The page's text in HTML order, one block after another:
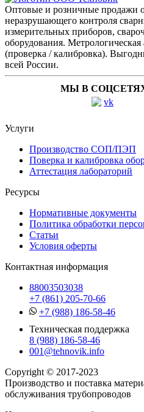
Оптовые и розничные продажи
неразрушающего контроля
измерительных приборов,
оборудования. Метрологическая
(проверка / калибровка).
всей России.
МЫ В
Услуги
Производство СОП/ПЭП
Поверка и калибровка
Аттестация лабораторий
Ресурсы
Нормативные документы
Политика обработки
Статьи
Условия оферты
Контактная информация
88003503038
+7 (861) 205-70-66
+7 (988) 186-58-46
Техническая поддержка
8 (988) 186-58-46
001@tehnovik.info
Copyright © 2017-2023
Производство и поставка
обслуживания трубопроводов